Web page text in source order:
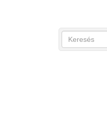
Keresési
Keresés
A